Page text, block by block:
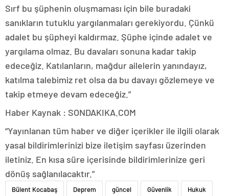
Sırf bu şüphenin oluşmaması için bile buradaki
sanıkların tutuklu yargılanmaları gerekiyordu. Çünkü
adalet bu şüpheyi kaldırmaz. Şüphe içinde adalet ve
yargılama olmaz. Bu davaları sonuna kadar takip
edeceğiz. Katılanların, mağdur ailelerin yanındayız,
katılma talebimiz ret olsa da bu davayı gözlemeye ve
takip etmeye devam edeceğiz.”
Haber Kaynak : SONDAKIKA.COM
“Yayınlanan tüm haber ve diğer içerikler ile ilgili olarak
yasal bildirimlerinizi bize iletişim sayfası üzerinden
iletiniz. En kısa süre içerisinde bildirimlerinize geri
dönüş sağlanılacaktır.”
Bülent Kocabaş Deprem güncel Güvenlik Hukuk